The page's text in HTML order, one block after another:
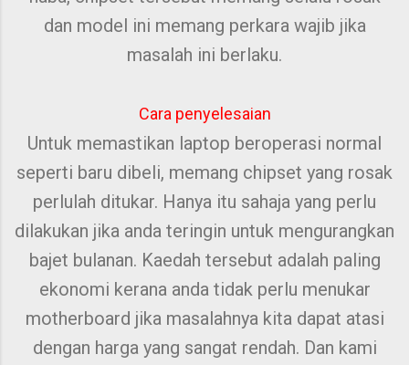
dan model ini memang perkara wajib jika
masalah ini berlaku.
Cara penyelesaian
Untuk memastikan laptop beroperasi normal
seperti baru dibeli, memang chipset yang rosak
perlulah ditukar. Hanya itu sahaja yang perlu
dilakukan jika anda teringin untuk mengurangkan
bajet bulanan. Kaedah tersebut adalah paling
ekonomi kerana anda tidak perlu menukar
motherboard jika masalahnya kita dapat atasi
dengan harga yang sangat rendah. Dan kami